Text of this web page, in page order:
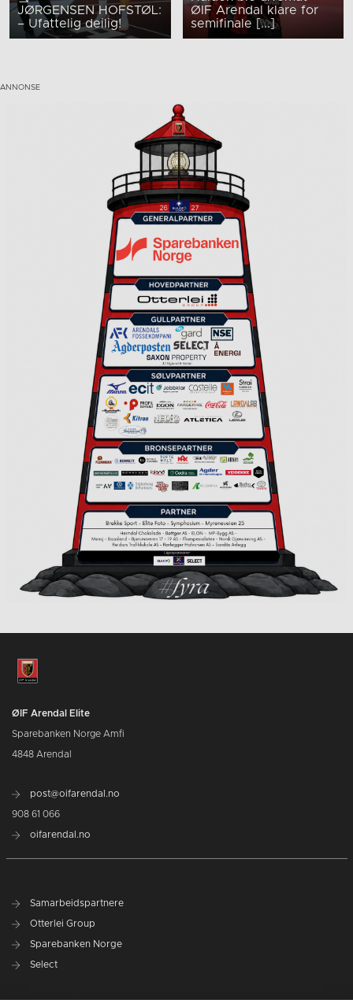
JØRGENSEN HOFSTØL:
– Ufattelig deilig!
ØIF Arendal klare for
semifinale [...]
ØIF Arendal Elite
Sparebanken Norge Amfi
4848 Arendal
post@oifarendal.no
908 61 066
oifarendal.no
Samarbeidspartnere
Otterlei Group
Sparebanken Norge
Select